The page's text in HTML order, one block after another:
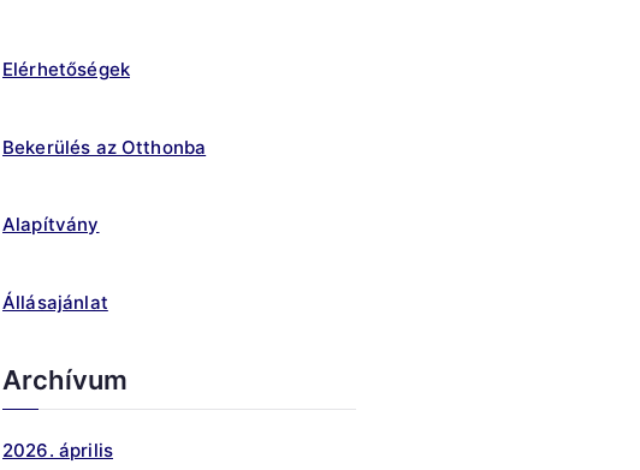
Elérhetőségek
Bekerülés az Otthonba
Alapítvány
Állásajánlat
Archívum
2026. április